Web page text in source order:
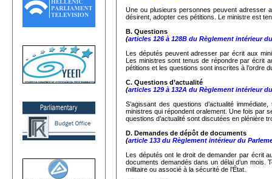
Une ou plusieurs personnes peuvent adresser
désirent, adopter ces pétitions. Le ministre est
Β. Questions
(articles 126 à 128B du Règlement intérieur
Les députés peuvent adresser par écrit aux
Les ministres sont tenus de répondre par écrit
pétitions et les questions sont inscrites à l’ordre
C. Questions d’actualité
(articles 129 à 132A du Règlement intérieur
S’agissant des questions d’actualité
ministres qui répondent oralement. Une fois par
questions d’actualité sont discutées en plénière
D. Demandes de dépôt de documents
(article 133 du Règlement intérieur du
Les députés ont le droit de demander par écrit
documents demandés dans un délai d’un
militaire ou associé à la sécurité de l’État.